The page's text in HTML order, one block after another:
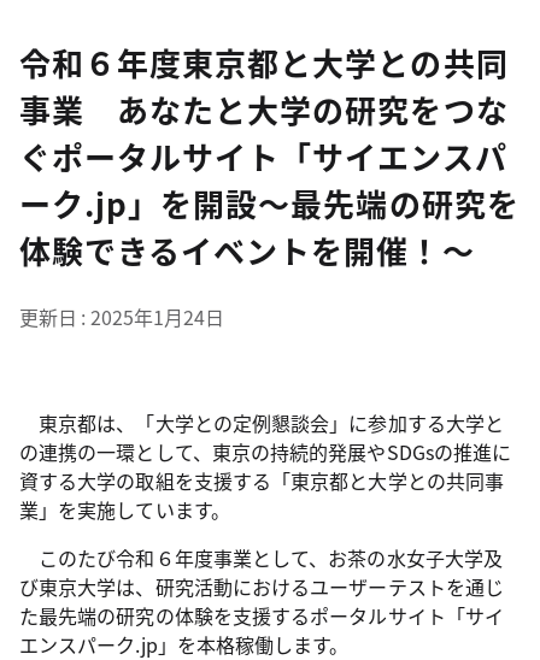
令和６年度東京都と大学との共同
事業 あなたと大学の研究をつな
ぐポータルサイト「サイエンスパ
ーク.jp」を開設～最先端の研究を
体験できるイベントを開催！～
更新日 2025年1月24日
東京都は、「大学との定例懇談会」に参加する大学と
の連携の一環として、東京の持続的発展やSDGsの推進に
資する大学の取組を支援する「東京都と大学との共同事
業」を実施しています。
このたび令和６年度事業として、お茶の水女子大学及
び東京大学は、研究活動におけるユーザーテストを通じ
た最先端の研究の体験を支援するポータルサイト「サイ
エンスパーク.jp」を本格稼働します。